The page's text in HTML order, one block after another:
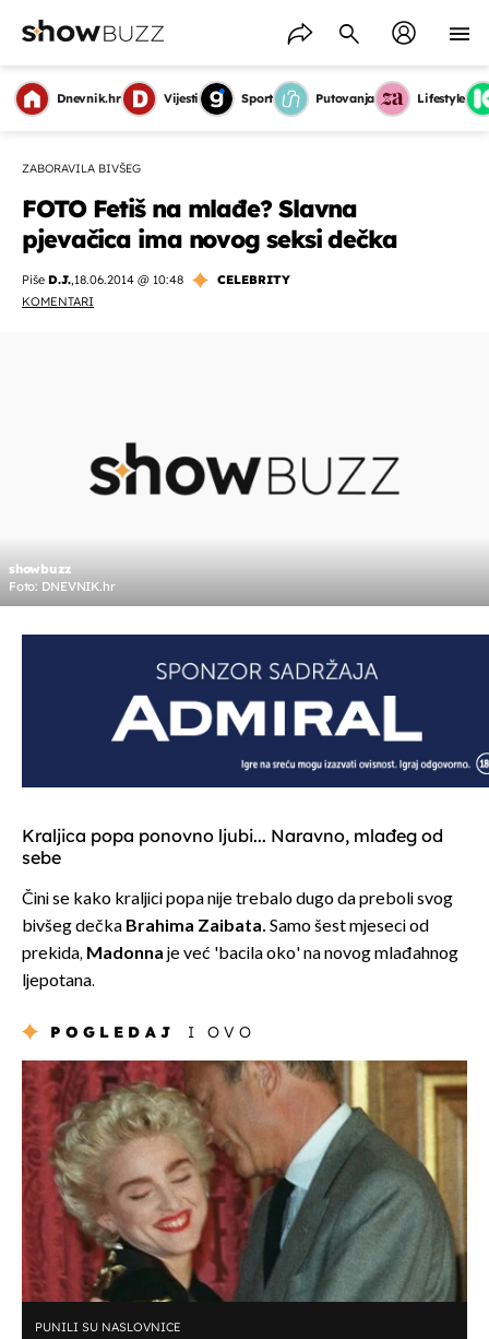
Dnevnik.hr Vijesti Sport Putovanja Lifestyle
ZABORAVILA BIVŠEG
FOTO Fetiš na mlađe? Slavna
pjevačica ima novog seksi dečka
Piše D.J.,18.06.2014 @ 10:48
CELEBRITY
KOMENTARI
showbuzz
Foto: DNEVNIK.hr
Kraljica popa ponovno ljubi... Naravno, mlađeg od
sebe
Čini se kako kraljici popa nije trebalo dugo da preboli svog
bivšeg dečka Brahima Zaibata. Samo šest mjeseci od
prekida, Madonna je već 'bacila oko' na novog mlađahnog
ljepotana.
POGLEDAJ I OVO
PUNILI SU NASLOVNICE